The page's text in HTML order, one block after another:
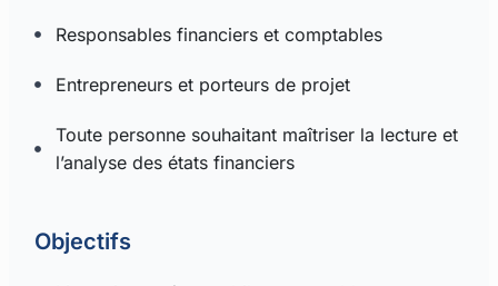
Responsables financiers et comptables
Entrepreneurs et porteurs de projet
Toute personne souhaitant maîtriser la lecture et
l’analyse des états financiers
Objectifs